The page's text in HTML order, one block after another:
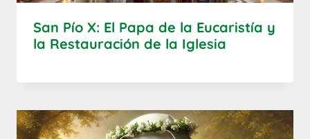
San Pío X: El Papa de la Eucaristía y
la Restauración de la Iglesia